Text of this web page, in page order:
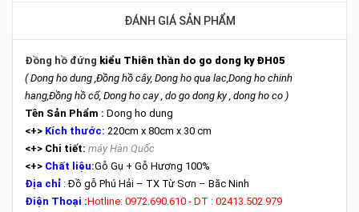
ĐÁNH GIÁ SẢN PHẨM
Đồng hồ đứng kiểu Thiên thần do go dong ky ĐH05
( Dong ho dung ,Đồng hồ cây, Dong ho qua lac,Dong ho chinh
hang,Đồng hồ cổ, Dong ho cay , do go dong ky , dong ho co )
Tên Sản Phẩm : Dong ho dung
<+> Kích thước: 220cm x 80cm x 30 cm
<+> Chi tiết: máy Hàn Quốc
<+> Chất liệu:Gỗ Gụ + Gỗ Hương 100%
Địa chỉ :Đồ gỗ Phú Hải – TX Từ Sơn – Băc Ninh
Điện Thoại :Hotline: 0972.690.610 - DT : 02413.502.979